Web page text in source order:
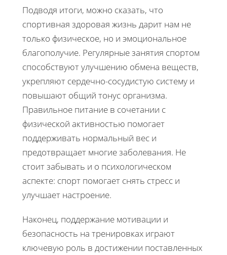
Подводя итоги, можно сказать, что
спортивная здоровая жизнь дарит нам не
только физическое, но и эмоциональное
благополучие. Регулярные занятия спортом
способствуют улучшению обмена веществ,
укрепляют сердечно-сосудистую систему и
повышают общий тонус организма.
Правильное питание в сочетании с
физической активностью помогает
поддерживать нормальный вес и
предотвращает многие заболевания. Не
стоит забывать и о психологическом
аспекте: спорт помогает снять стресс и
улучшает настроение.
Наконец, поддержание мотивации и
безопасность на тренировках играют
ключевую роль в достижении поставленных